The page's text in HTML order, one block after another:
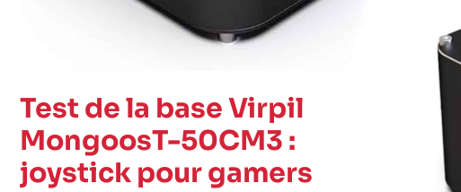
Test de la base Virpil
MongoosT-50CM3 :
joystick pour gamers